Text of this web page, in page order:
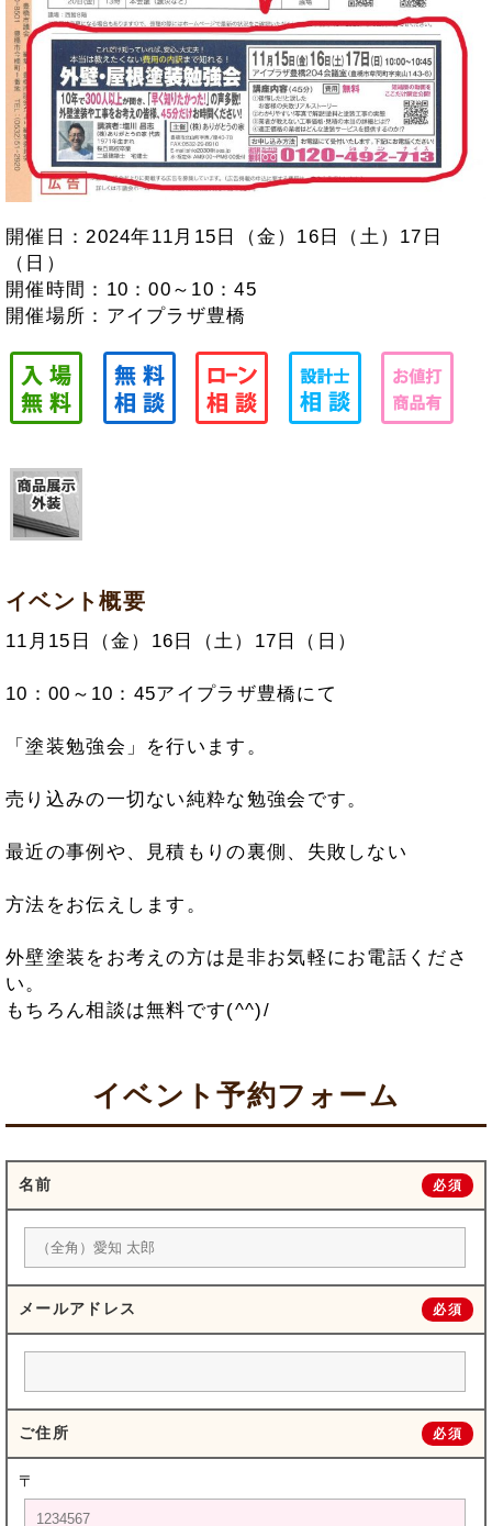
開催日：2024年11月15日（金）16日（土）17日
（日）
開催時間：10：00～10：45
開催場所：アイプラザ豊橋
イベント概要
11月15日（金）16日（土）17日（日）
10：00～10：45アイプラザ豊橋にて
「塗装勉強会」を行います。
売り込みの一切ない純粋な勉強会です。
最近の事例や、見積もりの裏側、失敗しない
方法をお伝えします。
外壁塗装をお考えの方は是非お気軽にお電話くださ
い。
もちろん相談は無料です(^^)/
イベント予約フォーム
名前 必須
メールアドレス 必須
ご住所 必須
〒